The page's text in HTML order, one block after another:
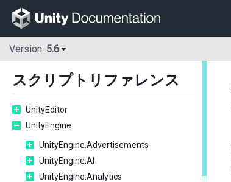
Version: 5.6
スクリプトリファレンス
UnityEditor
UnityEngine
UnityEngine.Advertisements
UnityEngine.AI
UnityEngine.Analytics